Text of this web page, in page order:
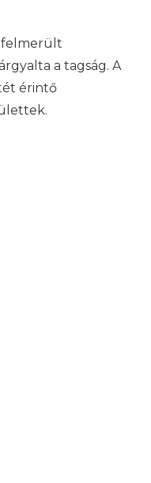
felmerült
a tagság. A
érintő